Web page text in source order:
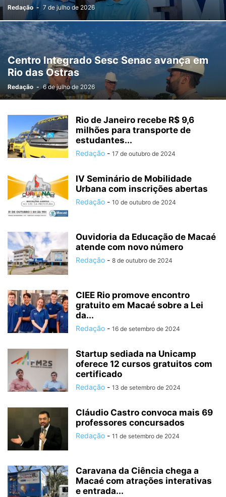
Redação - 7 de julho de 2026
Centro Integrado Sesc Senac avança em
Rio das Ostras
Redação - 6 de julho de 2026
Rio de Janeiro recebe R$ 9,6
milhões para transporte de
estudantes...
Redação - 17 de outubro de 2024
IV Seminário de Mobilidade
Urbana com inscrições abertas
Redação - 10 de outubro de 2024
Ouvidoria da Educação de Macaé
atende com novo número
Redação - 8 de outubro de 2024
CIEE Rio promove encontro
gratuito em Macaé sobre a Lei
da...
Redação - 16 de setembro de 2024
Startup sediada na Unicamp
oferece 12 cursos gratuitos com
certificado
Redação - 13 de setembro de 2024
Cláudio Castro convoca mais 69
professores concursados
Redação - 11 de setembro de 2024
Caravana da Ciência chega a
Macaé com atrações interativas
e entrada...